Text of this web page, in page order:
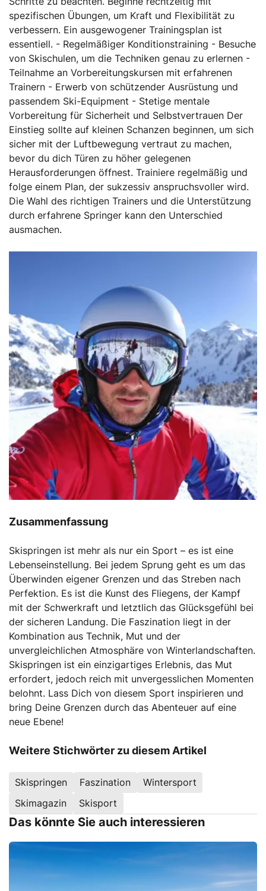
spezifischen Übungen, um Kraft und Flexibilität zu
verbessern. Ein ausgewogener Trainingsplan ist
essentiell. - Regelmäßiger Konditionstraining - Besuche
von Skischulen, um die Techniken genau zu erlernen -
Teilnahme an Vorbereitungskursen mit erfahrenen
Trainern - Erwerb von schützender Ausrüstung und
passendem Ski-Equipment - Stetige mentale
Vorbereitung für Sicherheit und Selbstvertrauen Der
Einstieg sollte auf kleinen Schanzen beginnen, um sich
sicher mit der Luftbewegung vertraut zu machen,
bevor du dich Türen zu höher gelegenen
Herausforderungen öffnest. Trainiere regelmäßig und
folge einem Plan, der sukzessiv anspruchsvoller wird.
Die Wahl des richtigen Trainers und die Unterstützung
durch erfahrene Springer kann den Unterschied
ausmachen.
Zusammenfassung
Skispringen ist mehr als nur ein Sport – es ist eine
Lebenseinstellung. Bei jedem Sprung geht es um das
Überwinden eigener Grenzen und das Streben nach
Perfektion. Es ist die Kunst des Fliegens, der Kampf
mit der Schwerkraft und letztlich das Glücksgefühl bei
der sicheren Landung. Die Faszination liegt in der
Kombination aus Technik, Mut und der
unvergleichlichen Atmosphäre von Winterlandschaften.
Skispringen ist ein einzigartiges Erlebnis, das Mut
erfordert, jedoch reich mit unvergesslichen Momenten
belohnt. Lass Dich von diesem Sport inspirieren und
bring Deine Grenzen durch das Abenteuer auf eine
neue Ebene!
Weitere Stichwörter zu diesem Artikel
Skispringen Faszination
Wintersport
Skimagazin
Skisport
Das könnte Sie auch interessieren